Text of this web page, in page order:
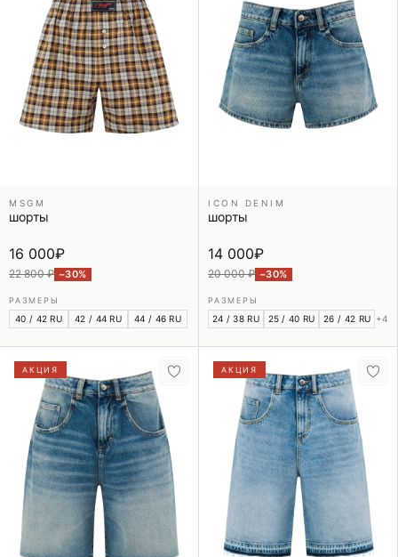
MSGM
шорты
16 000₽
22 800 ₽ −30%
РАЗМЕРЫ
40 / 42 RU 42 / 44 RU 44 / 46 RU
ICON DENIM
шорты
14 000₽
20 000 ₽ −30%
РАЗМЕРЫ
24 / 38 RU 25 / 40 RU 26 / 42 RU +4
АКЦИЯ АКЦИЯ